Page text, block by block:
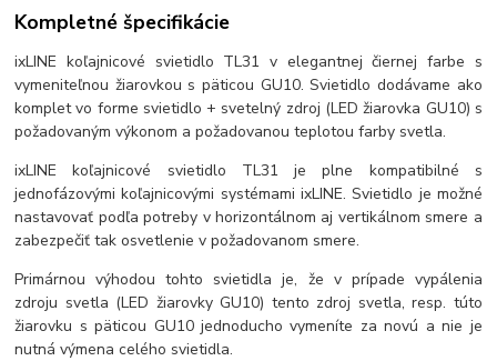
Kompletné špecifikácie
ixLINE koľajnicové svietidlo TL31 v elegantnej čiernej farbe s
vymeniteľnou žiarovkou s päticou GU10. Svietidlo dodávame ako
komplet vo forme svietidlo + svetelný zdroj (LED žiarovka GU10) s
požadovaným výkonom a požadovanou teplotou farby svetla.
ixLINE koľajnicové svietidlo TL31 je plne kompatibilné s
jednofázovými koľajnicovými systémami ixLINE. Svietidlo je možné
nastavovať podľa potreby v horizontálnom aj vertikálnom smere a
zabezpečiť tak osvetlenie v požadovanom smere.
Primárnou výhodou tohto svietidla je, že v prípade vypálenia
zdroju svetla (LED žiarovky GU10) tento zdroj svetla, resp. túto
žiarovku s päticou GU10 jednoducho vymeníte za novú a nie je
nutná výmena celého svietidla.